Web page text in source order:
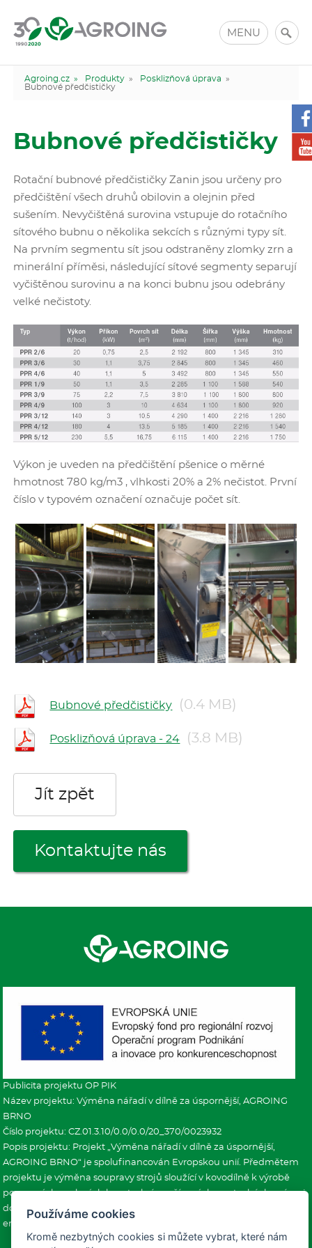
MENU
Agroing.cz » Produkty » Posklizňová úprava »
Bubnové předčističky
Bubnové předčističky
Rotační bubnové předčističky Zanin jsou určeny pro
předčištění všech druhů obilovin a olejnin před
sušením. Nevyčištěná surovina vstupuje do rotačního
sítového bubnu o několika sekcích s různými typy sít.
Na prvním segmentu sít jsou odstraněny zlomky zrn a
minerální příměsi, následující sítové segmenty separují
vyčištěnou surovinu a na konci bubnu jsou odebrány
velké nečistoty.
Výkon je uveden na předčištění pšenice o měrné
hmotnost 780 kg/m3 , vlhkosti 20% a 2% nečistot. První
číslo v typovém označení označuje počet sít.
Bubnové předčističky (0.4 MB)
Posklizňová úprava - 24 (3.8 MB)
Jít zpět
Kontaktujte nás
Publicita projektu OP PIK
Název projektu: Výměna nářadí v dílně za úspornější, AGROING
BRNO
Číslo projektu: CZ.01.3.10/0.0/0.0/20_370/0023932
Popis projektu: Projekt „Výměna nářadí v dílně za úspornější,
AGROING BRNO“ je spolufinancován Evropskou unií. Předmětem
projektu je výměna soupravy strojů sloužící v kovodílně k výrobě
pomocných ocelových konstrukcí používaných na stavbách v rámci
dodávek posklizňových linek žadatele. Projekt přispěje ke snížení
emisí hlavních znečišťujících látek do ovzduší.
Používáme cookies
Kromě nezbytných cookies si můžete vybrat, které nám